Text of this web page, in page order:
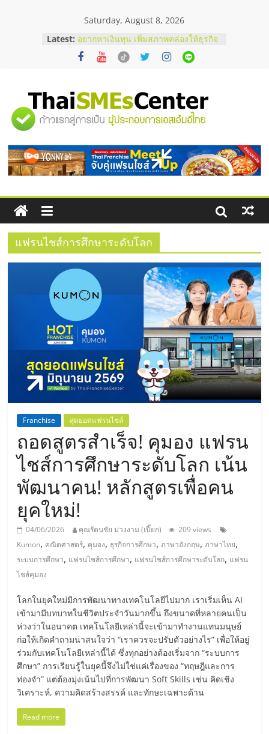
Saturday, August 8, 2026
Latest: อยากหาเงินทุน เพิ่มสภาพคล่องให้ธุรกิจ
เริ่มยังไงให้ผ่านฉลุย
สัมมนาออนไลน์ โอกาสบริหารสถานี
ThaiFranchise Meet Up จับคู่แฟรน
ไชส์ ครั้งที่ 8
ร้านเครื่องเสียงคุณภาพสูง พร้อม
บริษัท Cybersecurity ในไทยที่ไหนดี?
วิธีเลือกผู้ให้บริการให้คุ้มค่าและตอบ
โจทย์ธุรกิจ
"ศูนย์
รวม
ข้อมูล
ธุรกิจ
SME
แห่ง
ประเทศไทย,
ThaiSMEsCenter,
รวม
ธุรกิจ
เอ
ส
เอ็
มอี
ไทย,
SMEs,
แฟ
รน
ไชส์,
แฟรนไชส์การศึกษาระดับโลก
Franchise สุดยอดแฟรนไชส์
ถอดสูตรสำเร็จ! คุมอง แฟรน
ไชส์การศึกษาระดับโลก เน้น
พัฒนาคน! หลักสูตรเพื่อคน
ยุคใหม่!
04/06/2026 คุณรัตนชัย ม่วงงาม (เปี๊ยก)
209 views
Kumon, คณิตศาสตร์, คุมอง, ธุรกิจการศึกษา,ภาษาอังกฤษ,ภาษาไทย,
ระบบการศึกษา, แฟรนไชส์การศึกษา, แฟรนไชส์การศึกษาระดับโลก, แฟรน
ไชส์คุมอง
โลกในยุคใหม่มีการพัฒนาทางเทคโนโลยีไปมาก เราเริ่มเห็น AI
เข้ามามีบทบาทในชีวิตประจำวันมากขึ้น ถึงขนาดที่หลายคนเป็น
ห่วงว่าในอนาคต เทคโนโลยีเหล่านี้จะเข้ามาทำงานแทนมนุษย์
ก่อให้เกิดคำถามน่าสนใจว่า “เราควรจะปรับตัวอย่างไร” เพื่อให้อยู่
ร่วมกับเทคโนโลยีเหล่านี้ได้ ซึ่งทุกอย่างต้องเริ่มจาก “ระบบการ
ศึกษา” การเรียนรู้ในยุคนี้จึงไม่ใช่แค่เรื่องของ “ทฤษฎีและการ
ท่องจำ” แต่ต้องมุ่งเน้นไปที่การพัฒนา Soft Skills เช่น คิดเชิง
วิเคราะห์, ความคิดสร้างสรรค์ และทักษะเฉพาะด้าน
Read more